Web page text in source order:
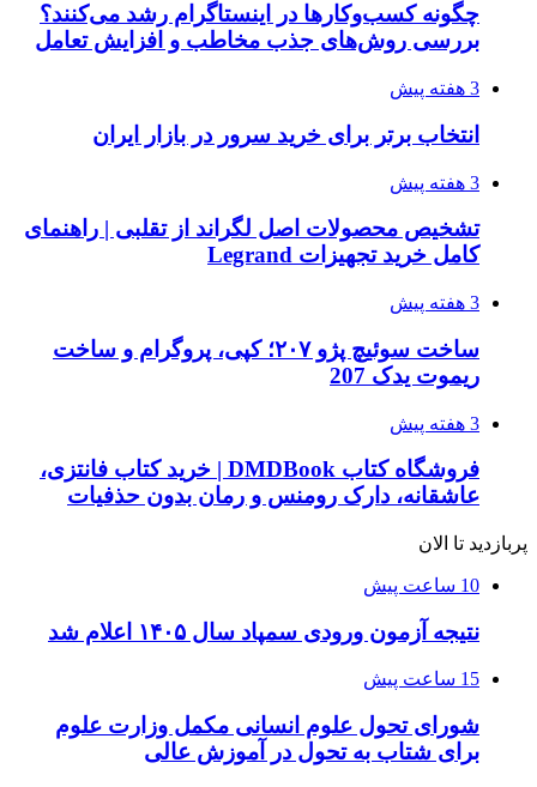
چگونه کسب‌وکارها در اینستاگرام رشد می‌کنند؟
بررسی روش‌های جذب مخاطب و افزایش تعامل
3 هفته پیش
انتخاب برتر برای خرید سرور در بازار ایران
3 هفته پیش
تشخیص محصولات اصل لگراند از تقلبی | راهنمای
کامل خرید تجهیزات Legrand
3 هفته پیش
ساخت سوئیچ پژو ۲۰۷؛ کپی، پروگرام و ساخت
ریموت یدک 207
3 هفته پیش
فروشگاه کتاب DMDBook | خرید کتاب فانتزی،
عاشقانه، دارک رومنس و رمان بدون حذفیات
پربازدید تا الان
10 ساعت پیش
نتیجه آزمون ورودی سمپاد سال ۱۴۰۵ اعلام شد
15 ساعت پیش
شورای تحول علوم انسانی مکمل وزارت علوم
برای شتاب به تحول در آموزش عالی